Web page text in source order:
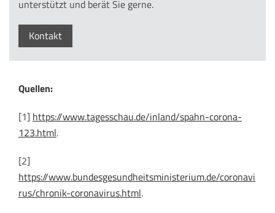
unterstützt und berät Sie gerne.
Kontakt
Quellen:
[1] https://www.tagesschau.de/inland/spahn-corona-
123.html.
[2]
https://www.bundesgesundheitsministerium.de/coronavi
rus/chronik-coronavirus.html.